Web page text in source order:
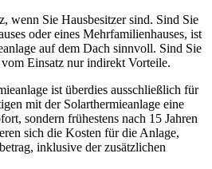
wenn Sie Hausbesitzer sind. Sind Sie
oder eines Mehrfamilienhauses, ist
auf dem Dach sinnvoll. Sind Sie
Einsatz nur indirekt Vorteile.
ist überdies ausschließlich für
mit der Solarthermieanlage eine
sondern frühestens nach 15 Jahren
sich die Kosten für die Anlage,
inklusive der zusätzlichen